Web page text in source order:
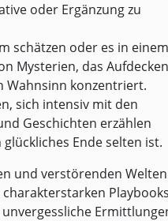
oder Ergänzung zu
schätzen oder es in einem
Mysterien, das Aufdecken
Wahnsinn konzentriert.
sich intensiv mit den
Geschichten erzählen
Ende selten ist.
und verstörenden Welten
Playbooks